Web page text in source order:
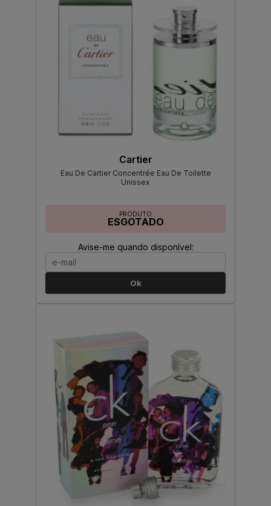
Cartier
Eau De Cartier Concentrée Eau De Toilette
Unissex
PRODUTO
ESGOTADO
Avise-me quando disponível:
Ok